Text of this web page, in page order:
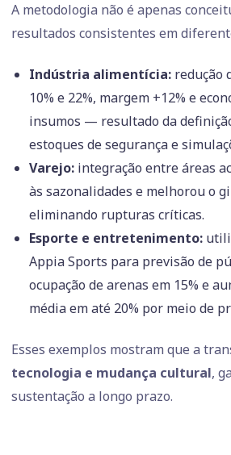
A metodologia não é apenas
resultados consistentes em
Indústria alimentícia:redução
10% e 22%, margem +12% e
insumos — resultado da
estoques de segurança e
Varejo:integração entre áreas
às sazonalidades e melhorou o
eliminando rupturas críticas.
Esporte e entretenimento:
Appia Sports para previsão de
ocupação de arenas em 15% e
média em até 20% por meio de
Esses exemplos mostram que a
tecnologia e mudança cultural,
sustentação a longo prazo.